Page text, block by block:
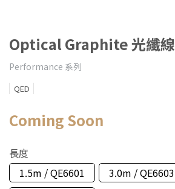
Optical Graphite 光纖線
Performance 系列
QED
Coming Soon
長度
1.5m / QE6601
3.0m / QE6603